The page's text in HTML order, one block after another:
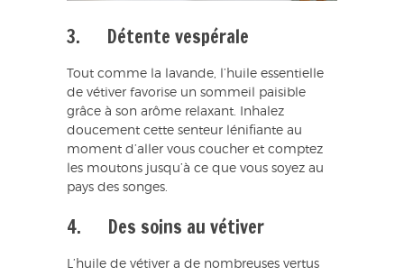
3. Détente vespérale
Tout comme la lavande, l’huile essentielle
de vétiver favorise un sommeil paisible
grâce à son arôme relaxant. Inhalez
doucement cette senteur lénifiante au
moment d’aller vous coucher et comptez
les moutons jusqu’à ce que vous soyez au
pays des songes.
4. Des soins au vétiver
L’huile de vétiver a de nombreuses vertus